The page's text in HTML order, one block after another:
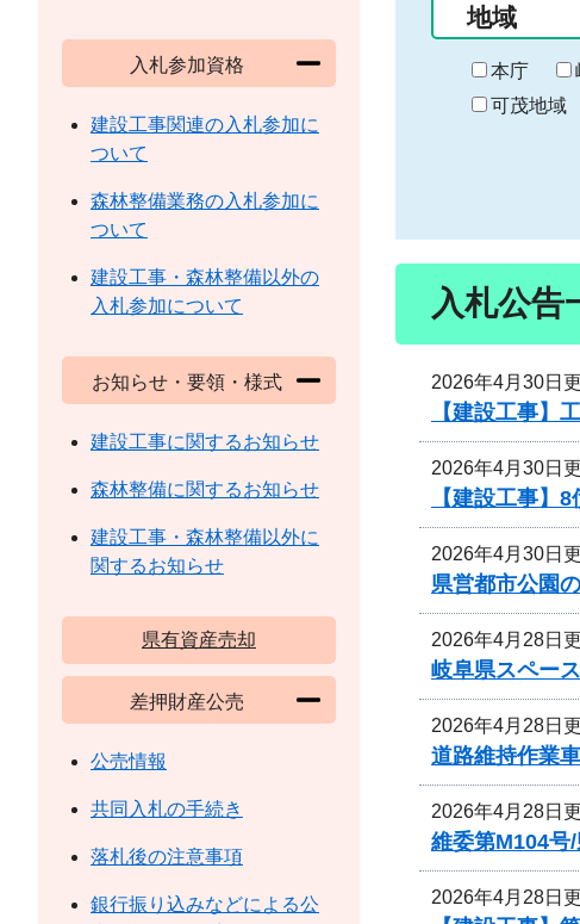
の
始
ま
り
地域
本庁
可茂地域
入札公告
2026年4月30日
【建設工事】
2026年4月30日
【建設工事】
2026年4月30日
県営都市公園
2026年4月28日
岐阜県スペー
2026年4月28日
道路維持作業
2026年4月28日
維委第M104号
2026年4月28日
入札参加資格
建設工事関連の入札参加に
ついて
森林整備業務の入札参加に
ついて
建設工事・森林整備以外の
入札参加について
お知らせ・要領・様式
建設工事に関するお知らせ
森林整備に関するお知らせ
建設工事・森林整備以外に
関するお知らせ
県有資産売却
差押財産公売
公売情報
共同入札の手続き
落札後の注意事項
銀行振り込みなどによる公